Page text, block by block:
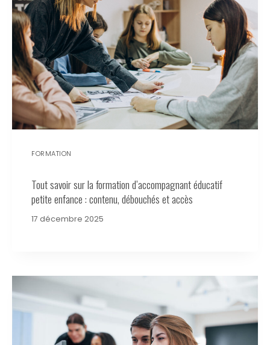
FORMATION
Tout savoir sur la formation d’accompagnant éducatif
petite enfance : contenu, débouchés et accès
17 décembre 2025